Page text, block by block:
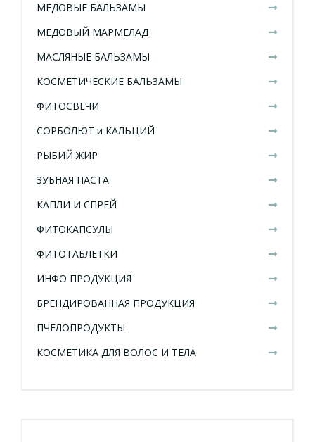
МЕДОВЫЕ БАЛЬЗАМЫ
МЕДОВЫЙ МАРМЕЛАД
МАСЛЯНЫЕ БАЛЬЗАМЫ
КОСМЕТИЧЕСКИЕ БАЛЬЗАМЫ
ФИТОСВЕЧИ
СОРБОЛЮТ и КАЛЬЦИЙ
РЫБИЙ ЖИР
ЗУБНАЯ ПАСТА
КАПЛИ И СПРЕЙ
ФИТОКАПСУЛЫ
ФИТОТАБЛЕТКИ
ИНФО ПРОДУКЦИЯ
БРЕНДИРОВАННАЯ ПРОДУКЦИЯ
ПЧЕЛОПРОДУКТЫ
КОСМЕТИКА ДЛЯ ВОЛОС И ТЕЛА